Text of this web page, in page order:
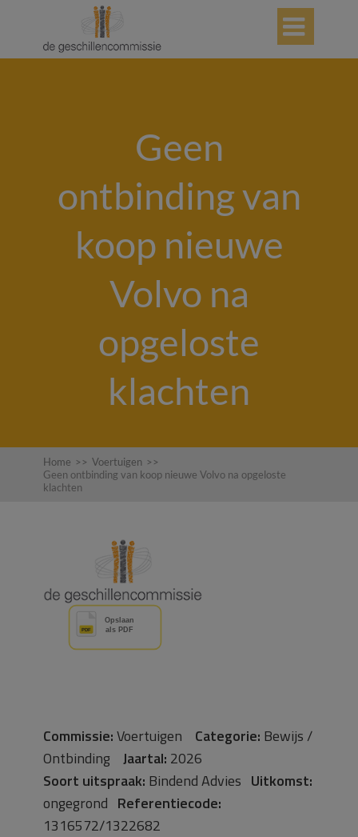

Geen
ontbinding van
koop nieuwe
Volvo na
opgeloste
klachten
Home >> Voertuigen >>
Geen ontbinding van koop nieuwe Volvo na opgeloste
klachten
Commissie:Voertuigen Categorie: Bewijs /
Ontbinding Jaartal: 2026
Soort uitspraak: Bindend Advies Uitkomst:
ongegrond Referentiecode:
1316572/1322682